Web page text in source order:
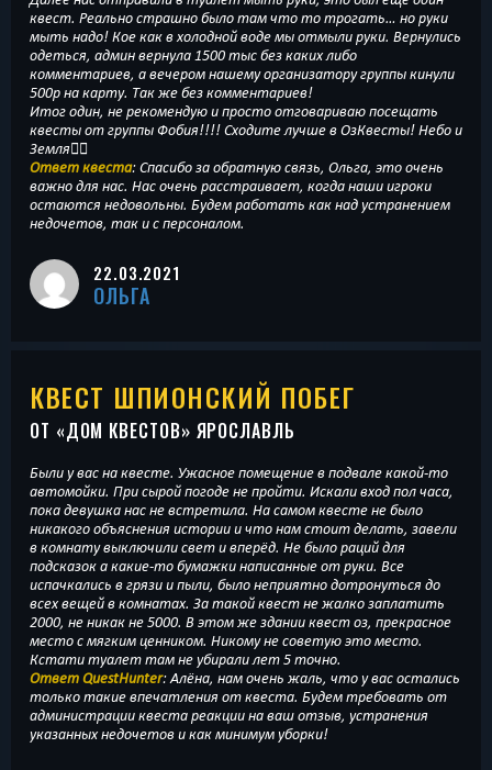
квест. Реально страшно было там что то трогать… но руки
мыть надо! Кое как в холодной воде мы отмыли руки. Вернулись
одеться, админ вернула 1500 тыс без каких либо
комментариев, а вечером нашему организатору группы кинули
500р на карту. Так же без комментариев!
Итог один, не рекомендую и просто отговариваю посещать
квесты от группы Фобия!!!! Сходите лучше в ОзКвесты! Небо и
Земля👍🏻
Ответ квеста: Спасибо за обратную связь, Ольга, это очень
важно для нас. Нас очень расстраивает, когда наши игроки
остаются недовольны. Будем работать как над устранением
недочетов, так и с персоналом.
22.03.2021
ОЛЬГА
КВЕСТ ШПИОНСКИЙ ПОБЕГ
ОТ «ДОМ КВЕСТОВ» ЯРОСЛАВЛЬ
Были у вас на квесте. Ужасное помещение в подвале какой-то
автомойки. При сырой погоде не пройти. Искали вход пол часа,
пока девушка нас не встретила. На самом квесте не было
никакого объяснения истории и что нам стоит делать, завели
в комнату выключили свет и вперёд. Не было раций для
подсказок а какие-то бумажки написанные от руки. Все
испачкались в грязи и пыли, было неприятно дотронуться до
всех вещей в комнатах. За такой квест не жалко заплатить
2000, не никак не 5000. В этом же здании квест оз, прекрасное
место с мягким ценником. Никому не советую это место.
Кстати туалет там не убирали лет 5 точно.
Ответ QuestHunter: Алёна, нам очень жаль, что у вас остались
только такие впечатления от квеста. Будем требовать от
администрации квеста реакции на ваш отзыв, устранения
указанных недочетов и как минимум уборки!